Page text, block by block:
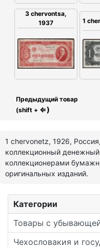
Категории
Товары с
Чехословакия и
3 chervontsa,
1937
1
Предыдущий товар
(shift + ⇐)
1 chervonetz, 1926,
коллекционный
коллекционерами
оригинальных изданий.